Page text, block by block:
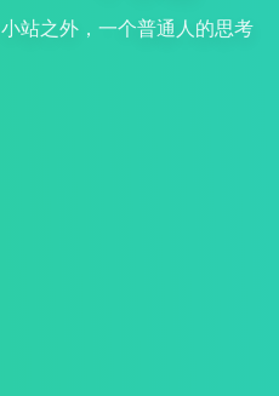
小站之外，一个普通人的思考